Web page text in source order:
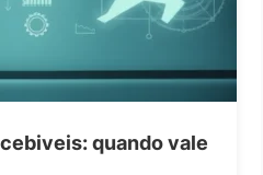
quando vale